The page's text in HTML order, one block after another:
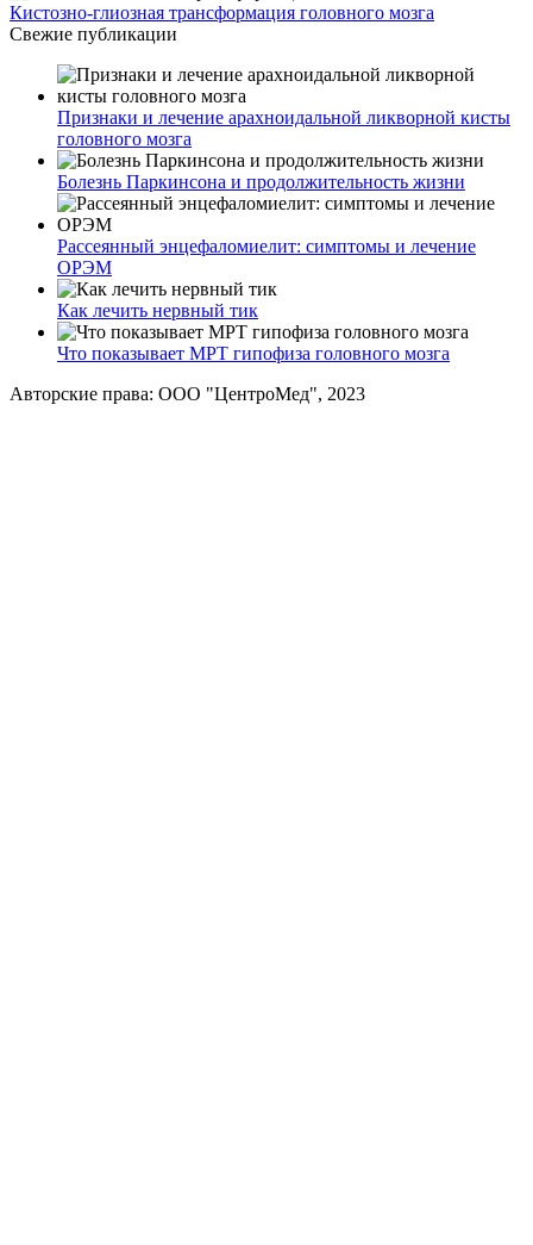
Кистозно-глиозная трансформация головного мозга
Свежие публикации
Признаки и лечение арахноидальной ликворной кисты
головного мозга
Болезнь Паркинсона и продолжительность жизни
Рассеянный энцефаломиелит: симптомы и лечение
ОРЭМ
Как лечить нервный тик
Что показывает МРТ гипофиза головного мозга
Авторские права: ООО "ЦентроМед", 2023